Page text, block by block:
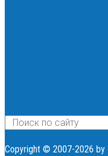
Copyright © 2007-2026 by